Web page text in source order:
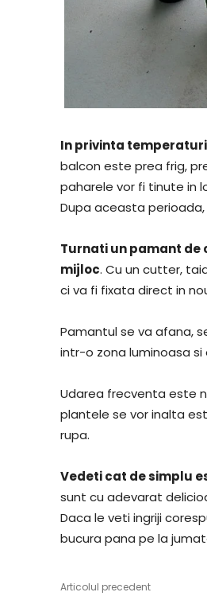
In privinta
balcon este prea frig,
paharele vor fi tinute in
Dupa aceasta
Turnati un pamant de
mijloc. Cu un cutter,
ci va fi fixata direct in
Pamantul se va afana,
intr-o zona luminoasa si
Udarea frecventa este
plantele se vor inalta
rupa.
Vedeti cat de simplu
sunt cu adevarat
Daca le veti ingriji
bucura pana pe la
Articolul precedent